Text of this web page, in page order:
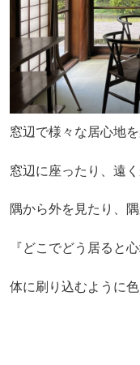
窓辺で様々な居心地を
窓辺に座ったり、遠
隅から外を見たり、
『どこでどう居ると
体に刷り込むように